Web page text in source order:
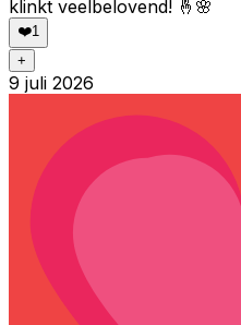
klinkt veelbelovend! 🤞🌸
❤️1
+
9 juli 2026